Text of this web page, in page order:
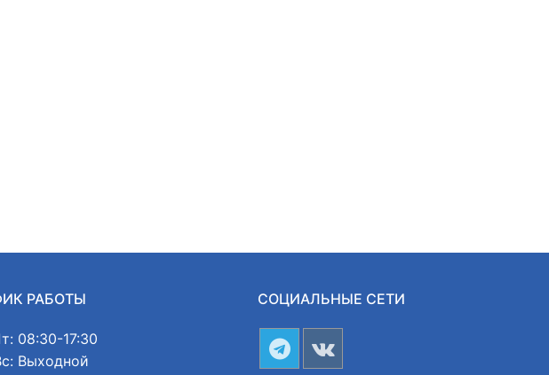
РАБОТЫ
08:30-17:30
Выходной
СОЦИАЛЬНЫЕ СЕТИ